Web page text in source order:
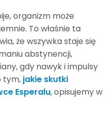
organizm może
To właśnie ta
że wszywka staje się
abstynencji,
gdy nawyk i impulsy
tym, jakie skutki
Esperalu, opisujemy w